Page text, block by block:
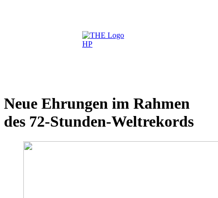
Neue Ehrungen im Rahmen
des 72-Stunden-Weltrekords